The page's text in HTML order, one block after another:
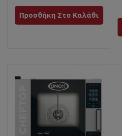
Προσθήκη Στο Καλάθι